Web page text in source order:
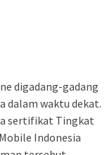
digadang-gadang
dalam waktu dekat.
sertifikat Tingkat
Indonesia